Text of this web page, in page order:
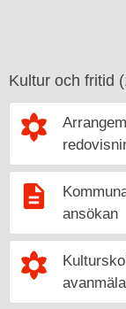
Kultur och fritid (
ansökan